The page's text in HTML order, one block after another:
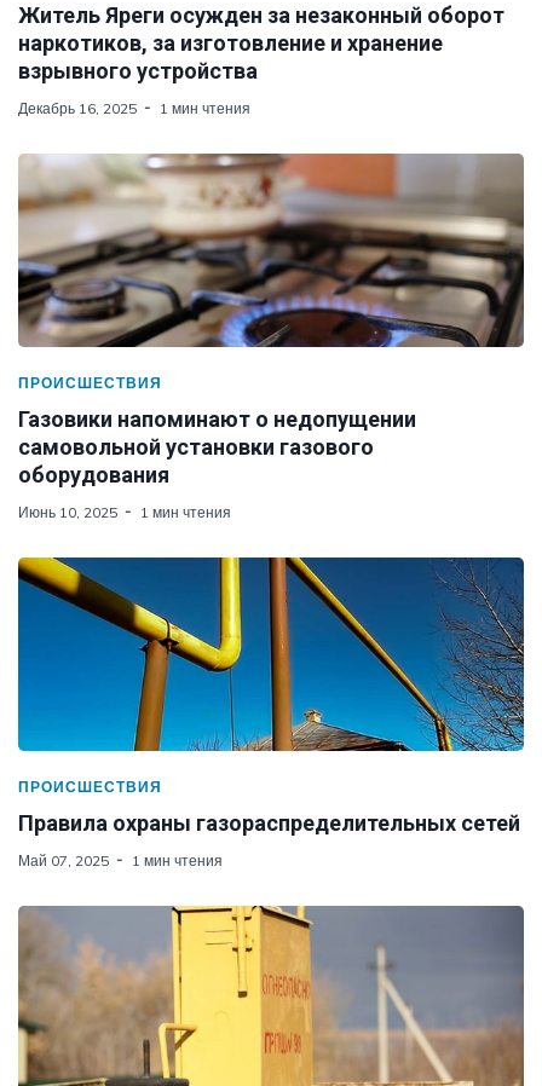
Житель Яреги осужден за незаконный оборот
наркотиков, за изготовление и хранение
взрывного устройства
Декабрь 16, 2025 1 мин чтения
ПРОИСШЕСТВИЯ
Газовики напоминают о недопущении
самовольной установки газового
оборудования
Июнь 10, 2025 1 мин чтения
ПРОИСШЕСТВИЯ
Правила охраны газораспределительных сетей
Май 07, 2025 1 мин чтения